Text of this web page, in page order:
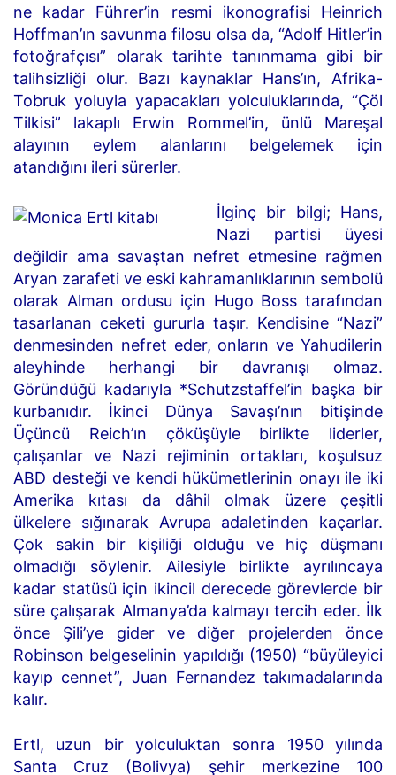
ne kadar Führer’in resmi ikonografisi Heinrich
Hoffman’ın savunma filosu olsa da, “Adolf Hitler’in
fotoğrafçısı” olarak tarihte tanınmama gibi bir
talihsizliği olur. Bazı kaynaklar Hans’ın, Afrika-
Tobruk yoluyla yapacakları yolculuklarında, “Çöl
Tilkisi” lakaplı Erwin Rommel’in, ünlü Mareşal
alayının eylem alanlarını belgelemek için
atandığını ileri sürerler.
İlginç bir bilgi; Hans,
Nazi partisi üyesi
değildir ama savaştan nefret etmesine rağmen
Aryan zarafeti ve eski kahramanlıklarının sembolü
olarak Alman ordusu için Hugo Boss tarafından
tasarlanan ceketi gururla taşır. Kendisine “Nazi”
denmesinden nefret eder, onların ve Yahudilerin
aleyhinde herhangi bir davranışı olmaz.
Göründüğü kadarıyla *Schutzstaffel’in başka bir
kurbanıdır. İkinci Dünya Savaşı’nın bitişinde
Üçüncü Reich’ın çöküşüyle birlikte liderler,
çalışanlar ve Nazi rejiminin ortakları, koşulsuz
ABD desteği ve kendi hükümetlerinin onayı ile iki
Amerika kıtası da dâhil olmak üzere çeşitli
ülkelere sığınarak Avrupa adaletinden kaçarlar.
Çok sakin bir kişiliği olduğu ve hiç düşmanı
olmadığı söylenir. Ailesiyle birlikte ayrılıncaya
kadar statüsü için ikincil derecede görevlerde bir
süre çalışarak Almanya’da kalmayı tercih eder. İlk
önce Şili’ye gider ve diğer projelerden önce
Robinson belgeselinin yapıldığı (1950) “büyüleyici
kayıp cennet”, Juan Fernandez takımadalarında
kalır.
Ertl, uzun bir yolculuktan sonra 1950 yılında
Santa Cruz (Bolivya) şehir merkezine 100